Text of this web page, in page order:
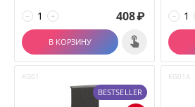
+
− 408₽
В КОРЗИНУ
−
KG01
BESTSELLER
KG01A